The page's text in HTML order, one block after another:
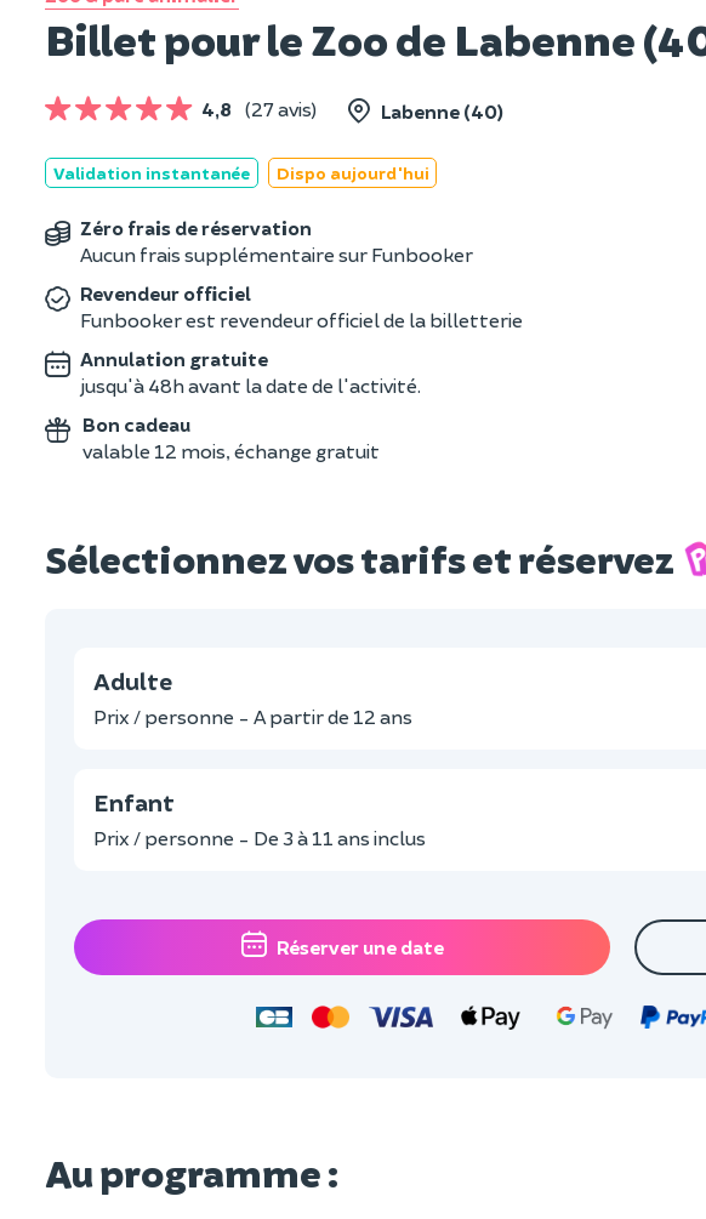
Billet pour le Zoo de Labenne
4,8 (27 avis) Labenne (40)
Validation instantanée Dispo aujourd'hui
Zéro frais de réservation
Aucun frais supplémentaire sur Funbooker
Revendeur officiel
Funbooker est revendeur officiel de la billetterie
Annulation gratuite
jusqu'à 48h avant la date de l'activité.
Bon cadeau
valable 12 mois, échange gratuit
Sélectionnez vos tarifs et réservez
Adulte
Prix / personne - A partir de 12 ans
Enfant
Prix / personne - De 3 à 11 ans inclus
Réserver une date
Au programme :